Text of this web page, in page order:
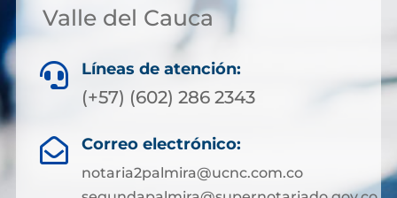
Valle del Cauca
 Líneas de atención:
(+57) (602) 286 2343
 Correo electrónico:
notaria2palmira@ucnc.com.co